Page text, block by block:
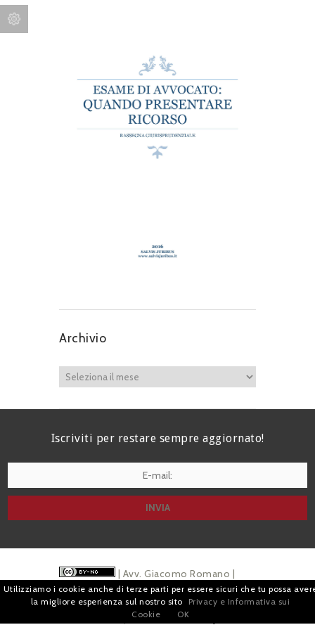
Archivio
Iscriviti per restare sempre aggiornato!
| Avv. Giacomo Romano |
Piazza di Campitelli, 2 - 00186 Roma | P.I.
Pubblicità ePrivacy
Utilizziamo i cookie anche di terze parti per essere sicuri che tu possa
la migliore esperienza sul nostro sito
Privacy e Informativa sui
Cookie
OK